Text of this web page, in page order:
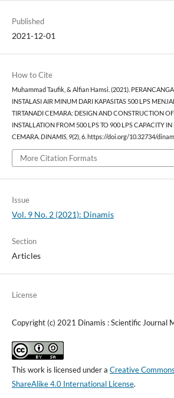
Published
2021-12-01
How to Cite
Muhammad Taufik, & Alfian Hamsi. (2021).
INSTALASI AIR MINUM DARI KAPASITAS 500 LPS
TIRTANADI CEMARA: DESIGN AND CONSTRUCTION
INSTALLATION FROM 500 LPS TO 900 LPS CAPACITY
CEMARA.DINAMIS, 9(2), 6. https://doi.org/10.32734/
More Citation Formats
Issue
Vol. 9 No. 2 (2021): Dinamis
Section
Articles
License
Copyright (c) 2021 Dinamis : Scientific Journal
This work is licensed under a Creative
ShareAlike 4.0 International License.